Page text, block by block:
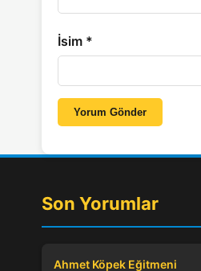
İsim *
Yorum Gönder
Son Yorumlar
Ahmet Köpek Eğitmeni